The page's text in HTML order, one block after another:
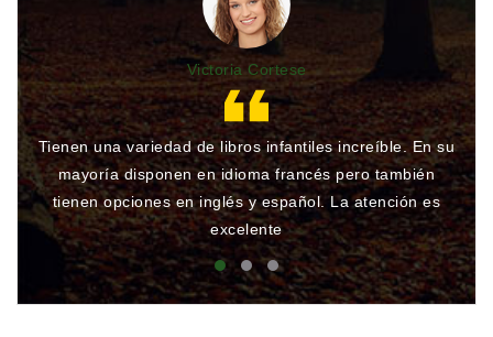
Victoria Cortese
Tienen una variedad de libros infantiles increíble. En su
mayoría disponen en idioma francés pero también
tienen opciones en inglés y español. La atención es
excelente